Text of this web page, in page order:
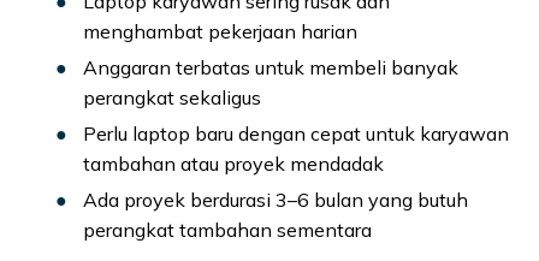
menghambat pekerjaan harian
Anggaran terbatas untuk membeli banyak
perangkat sekaligus
Perlu laptop baru dengan cepat untuk karyawan
tambahan atau proyek mendadak
Ada proyek berdurasi 3–6 bulan yang butuh
perangkat tambahan sementara